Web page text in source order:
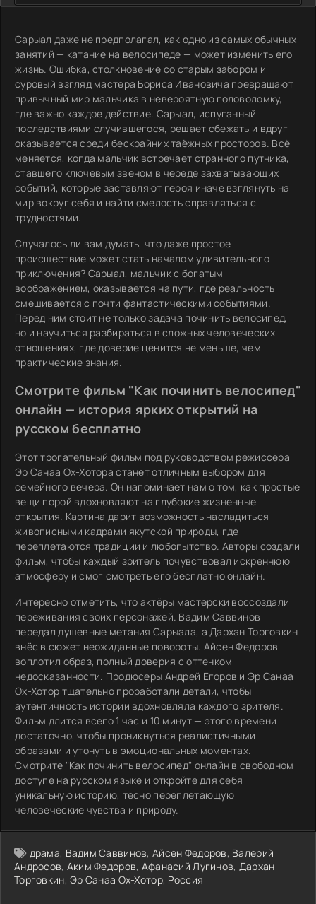
Сарыал даже не предполагал, как одно из самых обычных
занятий — катание на велосипеде — может изменить его
жизнь. Ошибка, столкновение со старым забором и
суровый взгляд мастера Бориса Ивановича превращают
привычный мир мальчика в невероятную головоломку,
где важно каждое действие. Сарыал, испуганный
последствиями случившегося, решает сбежать и вдруг
оказывается среди бескрайних таёжных просторов. Всё
меняется, когда мальчик встречает странного путника,
ставшего ключевым звеном в череде захватывающих
событий, которые заставляют героя иначе взглянуть на
мир вокруг себя и найти смелость справляться с
трудностями.
Случалось ли вам думать, что даже простое
происшествие может стать началом удивительного
приключения? Сарыал, мальчик с богатым
воображением, оказывается на пути, где реальность
смешивается с почти фантастическими событиями.
Перед ним стоит не только задача починить велосипед,
но и научиться разбираться в сложных человеческих
отношениях, где доверие ценится не меньше, чем
практические знания.
Смотрите фильм "Как починить велосипед"
онлайн — история ярких открытий на
русском бесплатно
Этот трогательный фильм под руководством режиссёра
Эр Санаа Ох-Хотора станет отличным выбором для
семейного вечера. Он напоминает нам о том, как простые
вещи порой вдохновляют на глубокие жизненные
открытия. Картина дарит возможность насладиться
живописными кадрами якутской природы, где
переплетаются традиции и любопытство. Авторы создали
фильм, чтобы каждый зритель почувствовал искреннюю
атмосферу и смог смотреть его бесплатно онлайн.
Интересно отметить, что актёры мастерски воссоздали
переживания своих персонажей. Вадим Саввинов
передал душевные метания Сарыала, а Дархан Торговкин
внёс в сюжет неожиданные повороты. Айсен Федоров
воплотил образ, полный доверия с оттенком
недосказанности. Продюсеры Андрей Егоров и Эр Санаа
Ох-Хотор тщательно проработали детали, чтобы
аутентичность истории вдохновляла каждого зрителя.
Фильм длится всего 1 час и 10 минут — этого времени
достаточно, чтобы проникнуться реалистичными
образами и утонуть в эмоциональных моментах.
Смотрите "Как починить велосипед" онлайн в свободном
доступе на русском языке и откройте для себя
уникальную историю, тесно переплетающую
человеческие чувства и природу.
драма, Вадим Саввинов,Айсен Федоров, Валерий
Андросов, Аким Федоров, Афанасий Лугинов, Дархан
Торговкин,Эр Санаа Ох-Хотор, Россия